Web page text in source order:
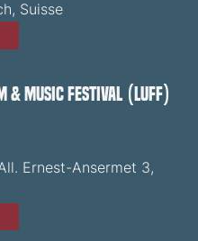
Suisse
& Music Festival (LUFF)
Ernest-Ansermet 3,